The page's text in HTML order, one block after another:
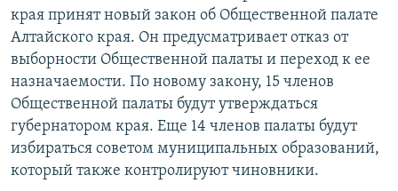
ПОДПИШИТЕСЬ НА РАССЫЛКУ
СОЦИАЛЬНЫЕ СЕТИ
Все сайты РСЕ/РС
края принят новый закон об Общественной палате
Алтайского края. Он предусматривает отказ от
выборности Общественной палаты и переход к ее
назначаемости. По новому закону, 15 членов
Общественной палаты будут утверждаться
губернатором края. Еще 14 членов палаты будут
избираться советом муниципальных образований,
который также контролируют чиновники.